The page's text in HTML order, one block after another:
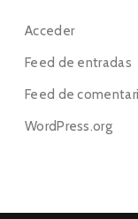
Acceder
Feed de entradas
Feed de
WordPress.org